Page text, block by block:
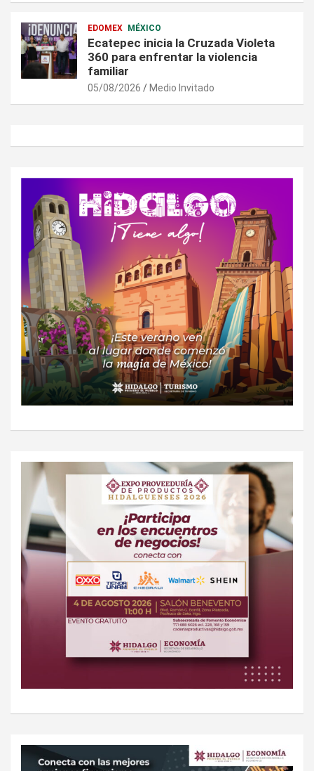
EDOMEX MÉXICO
Ecatepec inicia la Cruzada Violeta
360 para enfrentar la violencia
familiar
05/08/2026 Medio Invitado